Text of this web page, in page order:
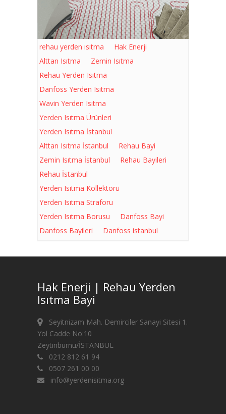
rehau yerden ısıtma
Hak Enerji
Alttan Isıtma
Zemin Isıtma
Rehau Yerden Isıtma
Danfoss Yerden Isıtma
Wavin Yerden Isıtma
Yerden Isıtma Ürünleri
Yerden Isıtma İstanbul
Alttan Isıtma İstanbul
Rehau Bayi
Zemin Isıtma İstanbul
Rehau Bayileri
Rehau İstanbul
Yerden Isıtma Kollektörü
Yerden Isıtma Straforu
Yerden Isıtma Borusu
Danfoss Bayi
Danfoss Bayileri
Danfoss istanbul
Hak Enerji | Rehau Yerden
Isıtma Bayi
Seyitnizam Mah. Demirciler Sanayi Sitesi 1.
Yol Cadde No:10
Zeytinburnu/İSTANBUL
0212 812 61 94
0507 261 00 00
info@yerdenisitma.org